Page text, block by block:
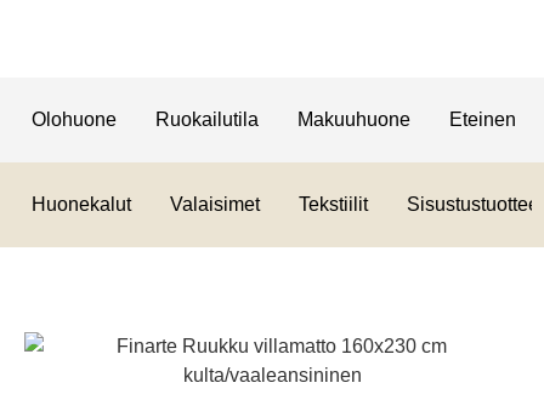
Olohuone Ruokailutila Makuuhuone Eteinen
Huonekalut Valaisimet Tekstiilit Sisustustuotteet